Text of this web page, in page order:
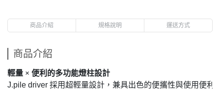
商品介紹 規格說明 運送方式
商品介紹